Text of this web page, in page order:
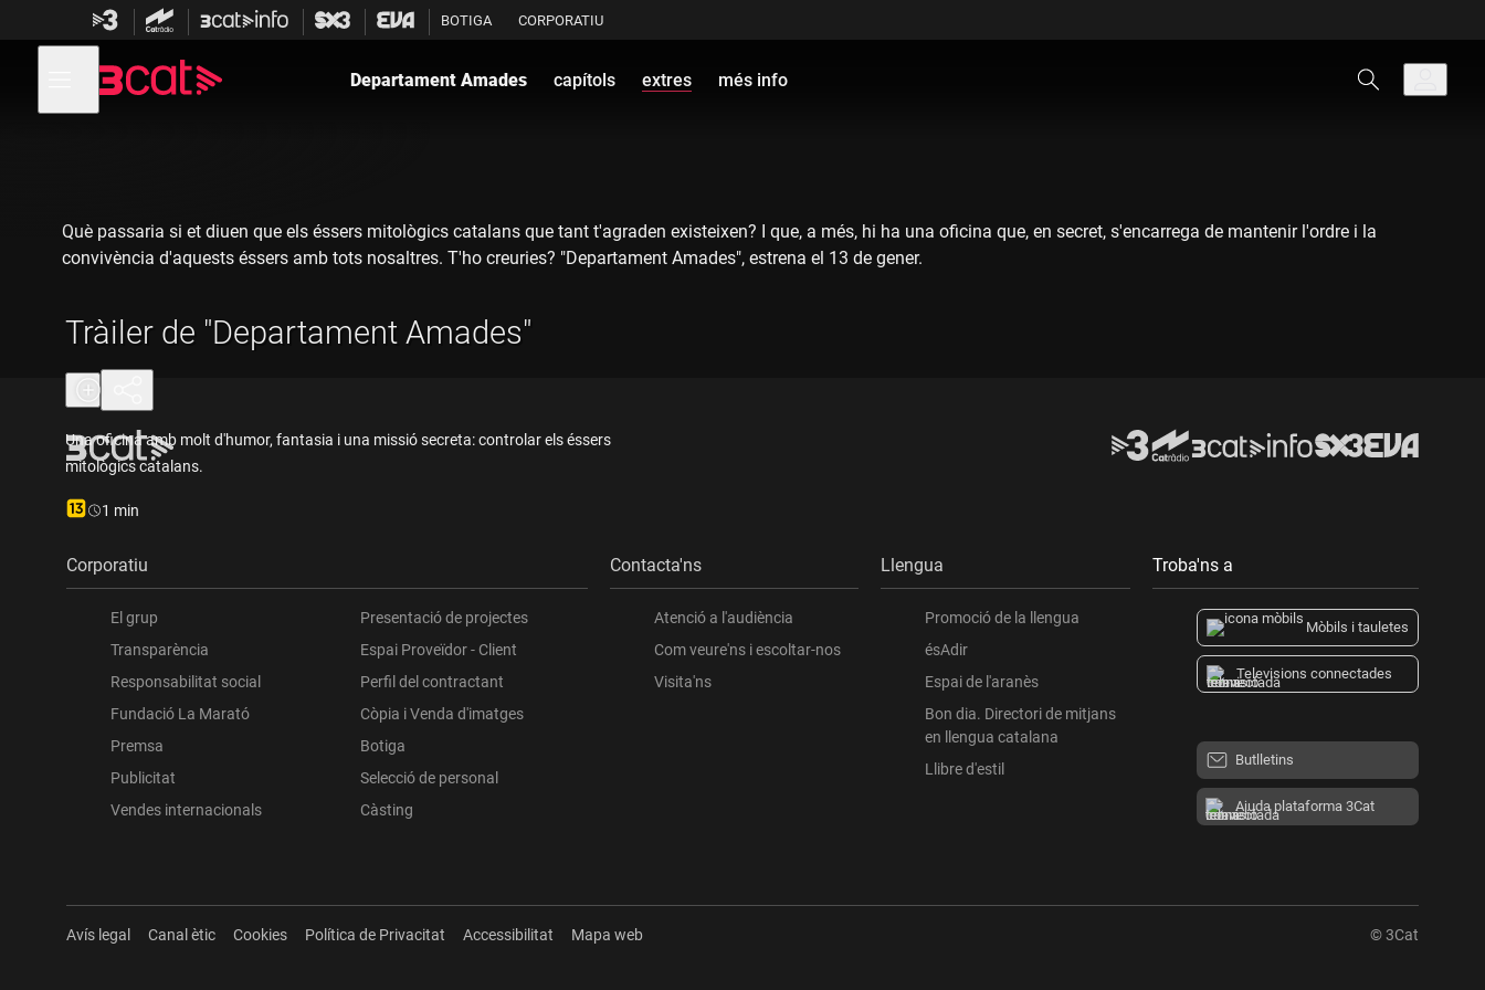
contingut
BOTIGA CORPORATIU
menú
de
Departament Amades capítols extres més info
Tràiler de "Departament Amades"
Una oficina amb molt d'humor, fantasia i una missió secreta: controlar els éssers
mitològics catalans.
Durada:
1 min
Què passaria si et diuen que els éssers mitològics catalans que tant t'agraden existeixen? I que, a més, hi ha una oficina que, en secret, s'encarrega de mantenir l'ordre i la
convivència d'aquests éssers amb tots nosaltres. T'ho creuries? "Departament Amades", estrena el 13 de gener.
Corporatiu
El grup
Transparència
Responsabilitat social
Fundació La Marató
Premsa
Publicitat
Vendes internacionals
Presentació de projectes
Espai Proveïdor - Client
Perfil del contractant
Còpia i Venda d'imatges
Botiga
Selecció de personal
Càsting
Contacta'ns
Atenció a l'audiència
Com veure'ns i escoltar-nos
Visita'ns
Llengua
Promoció de la llengua
ésAdir
Espai de l'aranès
Bon dia. Directori de mitjans
en llengua catalana
Llibre d'estil
Troba'ns a
Mòbils i tauletes
Televisions connectades
Butlletins
Ajuda plataforma 3Cat
Avís legal Canal ètic Cookies Política de Privacitat Accessibilitat Mapa web © 3Cat